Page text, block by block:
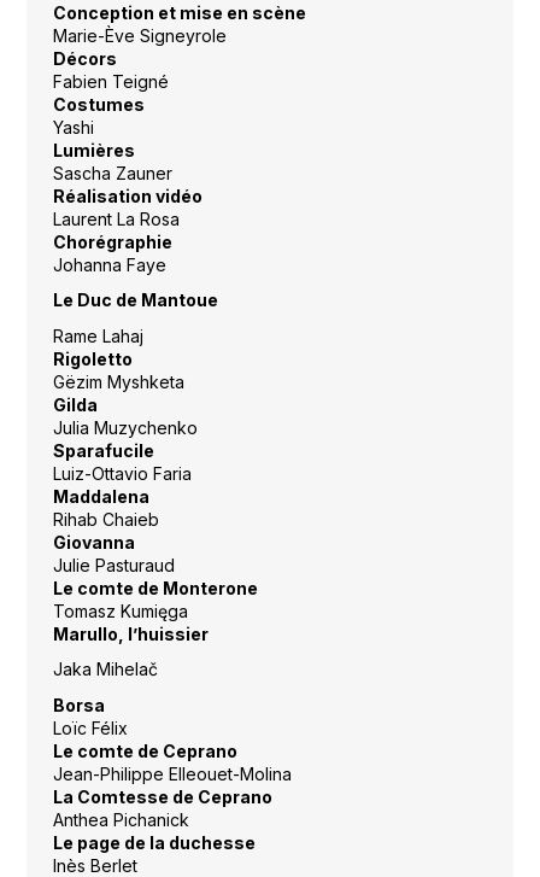
Conception et mise en scène
Marie-Ève Signeyrole
Décors
Fabien Teigné
Costumes
Yashi
Lumières
Sascha Zauner
Réalisation vidéo
Laurent La Rosa
Chorégraphie
Johanna Faye
Le Duc de Mantoue
Rame Lahaj
Rigoletto
Gëzim Myshketa
Gilda
Julia Muzychenko
Sparafucile
Luiz-Ottavio Faria
Maddalena
Rihab Chaieb
Giovanna
Julie Pasturaud
Le comte de Monterone
Tomasz Kumięga
Marullo, l’huissier
Jaka Mihelač
Borsa
Loïc Félix
Le comte de Ceprano
Jean-Philippe Elleouet-Molina
La Comtesse de Ceprano
Anthea Pichanick
Le page de la duchesse
Inès Berlet